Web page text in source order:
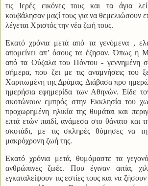
τις Ιερές εικόνες τους και τα άγια
κουβάλησαν μαζί τους για να θεμελιώσουν
λέγεται Χριστός την νέα ζωή τους.
Εκατό χρόνια μετά από τα γενόμενα ,
απομείνει απ’ όσους τα έζησαν. Όπως η
από τα Ούζαλα του Πόντου - γεννημένη
σήμερα, που ζει με τις αναμνήσεις του
Χαριτωμένη της Δράμας. Διάβασα προ
ημερήσια εφημερίδα των Αθηνών. Είδε
σκοτώνουν εμπρός στην Εκκλησία του
προχωρημένη ηλικία της θυμάται και
επτά ετών παιδί, ανάμεσα στο θάνατο και
σκοτάδι, με τις σκληρές θύμησες να
μακρόχρονη ζωή της.
Εκατό χρόνια μετά, θυμόμαστε τα
ανθρώπινες ζωές. Που έγιναν αιτία,
εγκαταλείψουν τις εστίες τους και να